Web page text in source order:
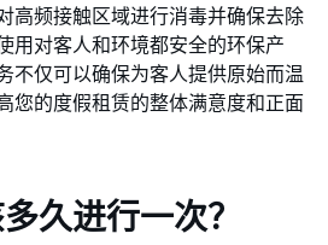
高频接触区域进行消毒并确保去除
用对客人和环境都安全的环保产
不仅可以确保为客人提供原始而温
您的度假租赁的整体满意度和正面
久进行一次？